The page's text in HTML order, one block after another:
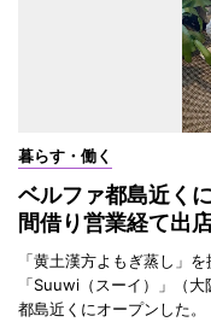
暮らす・働く
ベルファ都島近く
間借り営業経て出
「黄土漢方よもぎ蒸し」
「Suuwi（スーイ）」（
都島近くにオープンした。